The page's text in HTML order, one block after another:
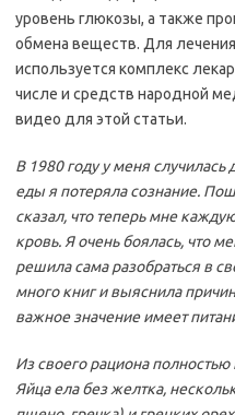
уровень глюкозы, а также
обмена веществ. Для
используется комплекс
числе и средств народной
видео для этой статьи.
В 1980 году у меня
еды я потеряла сознание.
сказал, что теперь мне
кровь. Я очень боялась, что
решила сама разобраться в
много книг и выяснила
важное значение имеет
Из своего рациона
Яйца ела без желтка,